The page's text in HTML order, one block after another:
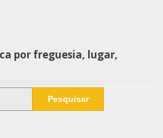
por freguesia, lugar,